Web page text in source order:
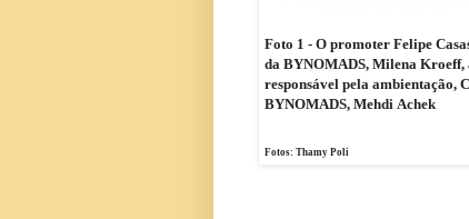
Foto 1 - O promoter Felipe
da BYNOMADS, Milena Kroeff,
responsável pela ambientação,
BYNOMADS, Mehdi Achek
Fotos: Thamy Poli